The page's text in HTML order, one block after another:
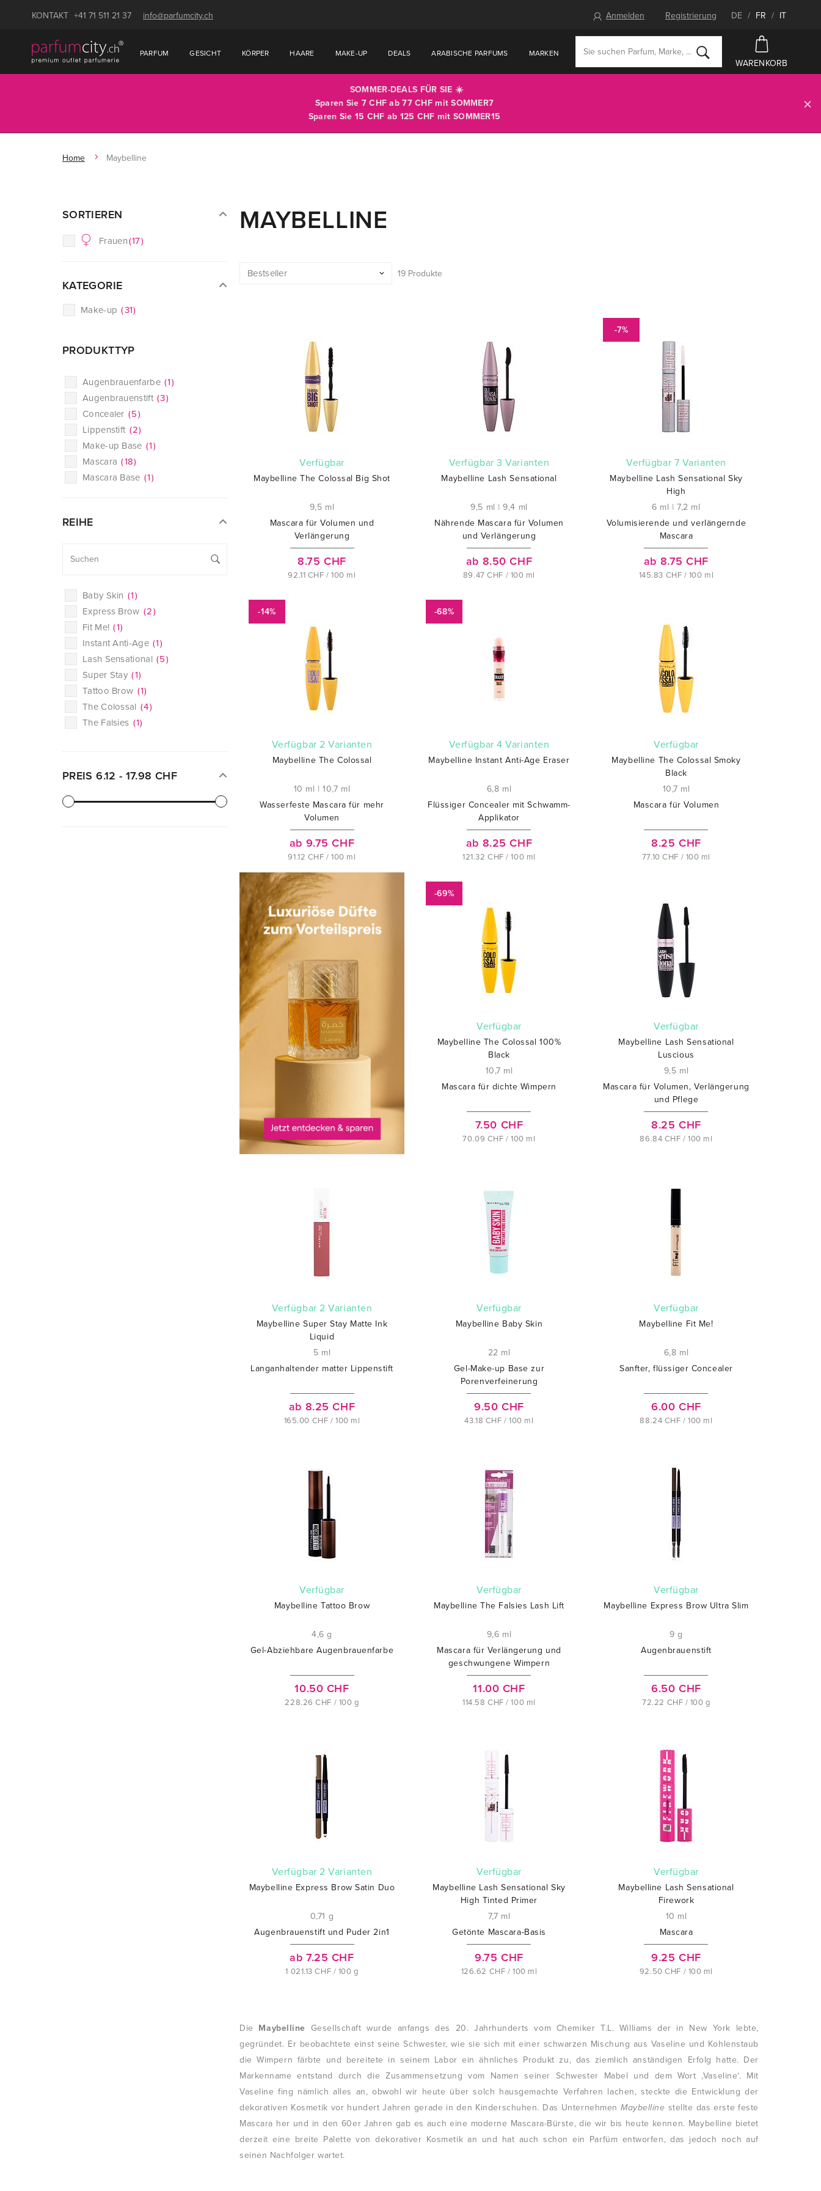
KONTAKT +41 71 511 21 37 info@parfumcity.ch Anmelden Registrierung DE / FR / IT
PARFUM GESICHT KÖRPER HAARE MAKE-UP DEALS ARABISCHE PARFUMS MARKEN
WARENKORB
SOMMER-DEALS FÜR SIE ☀️
Sparen Sie 7 CHF ab 77 CHF mitSOMMER7
Sparen Sie 15 CHF ab 125 CHF mit SOMMER15
Home Maybelline
SORTIEREN
Frauen(17)
KATEGORIE
Make-up (31)
PRODUKTTYP
Augenbrauenfarbe (1)
Augenbrauenstift (3)
Concealer (5)
Lippenstift (2)
Make-up Base (1)
Mascara (18)
Mascara Base (1)
REIHE
Baby Skin (1)
Express Brow (2)
Fit Me! (1)
Instant Anti-Age (1)
Lash Sensational (5)
Super Stay (1)
Tattoo Brow (1)
The Colossal (4)
The Falsies (1)
PREIS6.12 - 17.98 CHF
MAYBELLINE
19 Produkte
verfügbar
Maybelline The Colossal Big Shot
9,5 ml
Mascara für Volumen und
Verlängerung
8.75 CHF
92.11 CHF / 100 ml
verfügbar 3 Varianten
Maybelline Lash Sensational
9,5 ml |9,4 ml
Nährende Mascara für Volumen
und Verlängerung
ab 8.50 CHF
89.47 CHF / 100 ml
-7%
verfügbar 7 Varianten
Maybelline Lash Sensational Sky
High
6 ml |7,2 ml
Volumisierende und verlängernde
Mascara
ab 8.75 CHF
145.83 CHF / 100 ml
-14%
verfügbar 2 Varianten
Maybelline The Colossal
10 ml |10,7 ml
Wasserfeste Mascara für mehr
Volumen
ab 9.75 CHF
91.12 CHF / 100 ml
-68%
verfügbar 4 Varianten
Maybelline Instant Anti-Age Eraser
6,8 ml
Flüssiger Concealer mit Schwamm-
Applikator
ab 8.25 CHF
121.32 CHF / 100 ml
verfügbar
Maybelline The Colossal Smoky
Black
10,7 ml
Mascara für Volumen
8.25 CHF
77.10 CHF / 100 ml
-69%
verfügbar
Maybelline The Colossal 100%
Black
10,7 ml
Mascara für dichte Wimpern
7.50 CHF
70.09 CHF / 100 ml
verfügbar
Maybelline Lash Sensational
Luscious
9,5 ml
Mascara für Volumen, Verlängerung
und Pflege
8.25 CHF
86.84 CHF / 100 ml
verfügbar 2 Varianten
Maybelline Super Stay Matte Ink
Liquid
5 ml
Langanhaltender matter Lippenstift
ab 8.25 CHF
165.00 CHF / 100 ml
verfügbar
Maybelline Baby Skin
22 ml
Gel-Make-up Base zur
Porenverfeinerung
9.50 CHF
43.18 CHF / 100 ml
verfügbar
Maybelline Fit Me!
6,8 ml
Sanfter, flüssiger Concealer
6.00 CHF
88.24 CHF / 100 ml
verfügbar
Maybelline Tattoo Brow
4,6 g
Gel-Abziehbare Augenbrauenfarbe
10.50 CHF
228.26 CHF / 100 g
verfügbar
Maybelline The Falsies Lash Lift
9,6 ml
Mascara für Verlängerung und
geschwungene Wimpern
11.00 CHF
114.58 CHF / 100 ml
verfügbar
Maybelline Express Brow Ultra Slim
9 g
Augenbrauenstift
6.50 CHF
72.22 CHF / 100 g
verfügbar 2 Varianten
Maybelline Express Brow Satin Duo
0,71 g
Augenbrauenstift und Puder 2in1
ab 7.25 CHF
1 021.13 CHF / 100 g
verfügbar
Maybelline Lash Sensational Sky
High Tinted Primer
7,7 ml
Getönte Mascara-Basis
9.75 CHF
126.62 CHF / 100 ml
verfügbar
Maybelline Lash Sensational
Firework
10 ml
Mascara
9.25 CHF
92.50 CHF / 100 ml
Die Maybelline Gesellschaft wurde anfangs des 20. Jahrhunderts vom Chemiker T.L. Williams der in New York lebte,
gegründet. Er beobachtete einst seine Schwester, wie sie sich mit einer schwarzen Mischung aus Vaseline und Kohlenstaub
die Wimpern färbte und bereitete in seinem Labor ein ähnliches Produkt zu, das ziemlich anständigen Erfolg hatte. Der
Markenname entstand durch die Zusammensetzung vom Namen seiner Schwester Mabel und dem Wort ‚Vaseline‘. Mit
Vaseline fing nämlich alles an, obwohl wir heute über solch hausgemachte Verfahren lachen, steckte die Entwicklung der
dekorativen Kosmetik vor hundert Jahren gerade in den Kinderschuhen. Das Unternehmen Maybelline stellte das erste feste
Mascara her und in den 60er Jahren gab es auch eine moderne Mascara-Bürste, die wir bis heute kennen. Maybelline bietet
derzeit eine breite Palette von dekorativer Kosmetik an und hat auch schon ein Parfüm entworfen, das jedoch noch auf
seinen Nachfolger wartet.